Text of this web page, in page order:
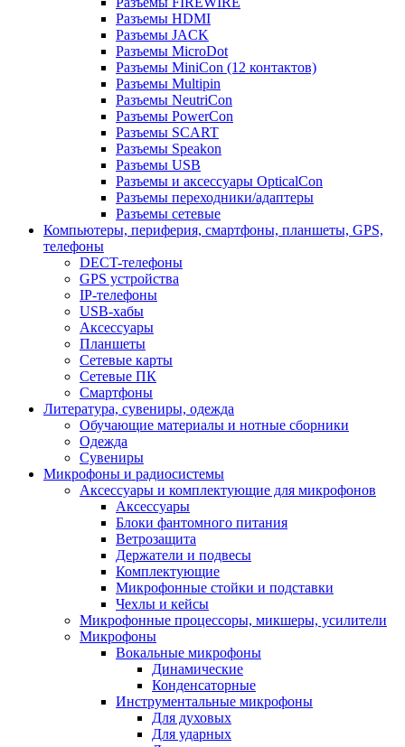
Разъемы HDMI
Разъемы JACK
Разъемы MicroDot
Разъемы MiniCon (12 контактов)
Разъемы Multipin
Разъемы NeutriCon
Разъемы PowerCon
Разъемы SCART
Разъемы Speakon
Разъемы USB
Разъемы и аксессуары OpticalCon
Разъемы переходники/адаптеры
Разъемы сетевые
Компьютеры, периферия, смартфоны, планшеты, GPS,
телефоны
DECT-телефоны
GPS устройства
IP-телефоны
USB-хабы
Аксессуары
Планшеты
Сетевые карты
Сетевые ПК
Смартфоны
Литература, сувениры, одежда
Обучающие материалы и нотные сборники
Одежда
Сувениры
Микрофоны и радиосистемы
Аксессуары и комплектующие для микрофонов
Аксессуары
Блоки фантомного питания
Ветрозащита
Держатели и подвесы
Комплектующие
Микрофонные стойки и подставки
Чехлы и кейсы
Микрофонные процессоры, микшеры, усилители
Микрофоны
Вокальные микрофоны
Динамические
Конденсаторные
Инструментальные микрофоны
Для духовых
Для ударных